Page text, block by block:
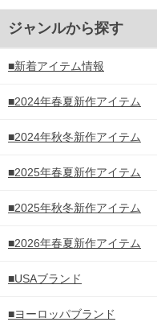
ジャンルから探す
■新着アイテム情報
■2024年春夏新作アイテム
■2024年秋冬新作アイテム
■2025年春夏新作アイテム
■2025年秋冬新作アイテム
■2026年春夏新作アイテム
■USAブランド
■ヨーロッパブランド